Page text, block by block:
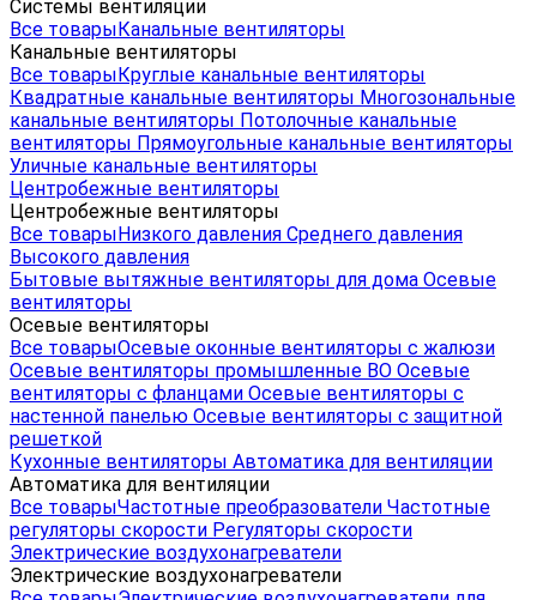
Системы вентиляции
Все товарыКанальные вентиляторы
Канальные вентиляторы
Все товарыКруглые канальные вентиляторы
Квадратные канальные вентиляторы Многозональные
канальные вентиляторы Потолочные канальные
вентиляторы Прямоугольные канальные вентиляторы
Уличные канальные вентиляторы
Центробежные вентиляторы
Центробежные вентиляторы
Все товарыНизкого давления Среднего давления
Высокого давления
Бытовые вытяжные вентиляторы для дома Осевые
вентиляторы
Осевые вентиляторы
Все товарыОсевые оконные вентиляторы с жалюзи
Осевые вентиляторы промышленные ВО Осевые
вентиляторы с фланцами Осевые вентиляторы с
настенной панелью Осевые вентиляторы с защитной
решеткой
Кухонные вентиляторы Автоматика для вентиляции
Автоматика для вентиляции
Все товарыЧастотные преобразователи Частотные
регуляторы скорости Регуляторы скорости
Электрические воздухонагреватели
Электрические воздухонагреватели